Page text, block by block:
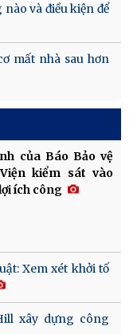
và điều kiện để
mất nhà sau hơn
của Báo Bảo vệ
kiểm sát vào
ích công
Xem xét khởi tố
xây dựng công